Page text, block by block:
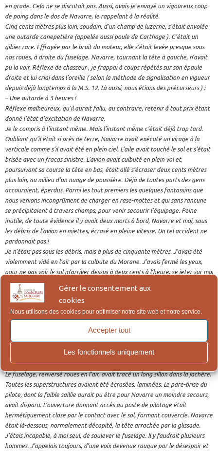
Gérer le consentement aux
cookies
Nous utilisons des cookies pour optimiser notre site web et notre service.
Accepter tout
Les fonctionnels uniquement
en grade. Cela ne se discutait pas. Aussi, avais-je envoyé un vigoureux coup
de poing dans le dos de Navarre, le rappelant à la réalité.
Cinq cents mètres plus loin, soudain, d’un champ de luzerne, s’était envolée
une outarde canepetière (appelée aussi poule de Carthage ). C’était un
gibier rare. Effrayée par le bruit du moteur, elle s’était levée presque sous
nos roues, à droite du fuselage. Navarre, tournant la tête à gauche, n’avait
pu la voir. Réflexe de chasseur , je frappai à coups répétés sur son épaule
droite et lui criai dans l’oreille ( selon la méthode de signalisation en vigueur
depuis déjà longtemps à la M.S. 12. Là aussi, nous étions des précurseurs ) :
– Une outarde à 3 heures !
Réflexe malheureux, qu’il aurait fallu, au contraire, retenir à tout prix étant
donné l’état d’excitation de Navarre.
Je le compris à l’instant même. Mais l’instant même c’était déjà trop tard.
Oubliant qu’il était si près de terre, Navarre avait exécuté un virage à la
verticale comme s’il avait été en plein ciel. L’aile avait touché le sol et s’était
brisée avec un fracas sinistre. L’avion avait culbuté en plein vol et,
poursuivant sa course la tête en bas, était allé s’écraser deux cents mètres
plus loin, au milieu d’un nuage de poussière. Déjà de toutes parts des gens
accouraient, éperdus. Parmi les tout premiers les quelques fantassins que
nous venions incongrûment de charger en rase-mottes et qui sans rancune
se précipitaient à travers champs, pour venir secourir l’équipage. Peine
inutile, de toute évidence il y avait deux morts à bord, Navarre et moi, sous
les débris de l’avion en miettes, écrasé en pleine vitesse. Un tel accident ne
pardonnait pas !
Je n’étais pas sous les débris, mais à plus de cinquante mètres. J’avais été
violemment vidé en l’air par la culbute du Morane. J’avais fermé les yeux,
pour ne pas voir le sol m’arriver dessus à deux cents à l’heure, se jeter sur moi
pour me briser ou m’assommer. J’avais conservé toute ma lucidité, l’épaule
gauche, ayant supporté le choc, était vibrante de souffrance. En revanche, je
ne me doutais pas, à cet instant, que j’avais la cuisse droite ouverte comme
d’un coup de rasoir du genou jusqu’à la hanche, sur la face externe
heureusement. Je ne sentais absolument rien. De la plaie coulait une nappe
de sang. On saurait plus tard que c’était la ferrure du pivot de mitrailleuse
fixé à l’arrière qui m’avait ainsi déchiré au passage.
Je m’étais relevé et courais vers l’épave, en hurlant, Navarre ! Navarre! sûr
que lui, il s’était tué.
Le fuselage, renversé roues en l’air, avait tracé un long sillon dans la jachère.
Toutes les superstructures avaient été écrasées, laminées. Le pare-brise du
pilote, dont la faible saillie aurait pu être pour Navarre un moindre secours,
avait disparu. L’ouverture donnant accès au poste de pilotage était
hermétiquement close par le contact avec le sol, formant couvercle. Navarre
était là-dessous, normalement décapité, la tête arrachée par la glissade.
J’étais incapable, à moi seul, de soulever le fuselage. Il y faudrait plusieurs
hommes. J’appelais toujours, d’une voix devenue rauque par le désespoir et